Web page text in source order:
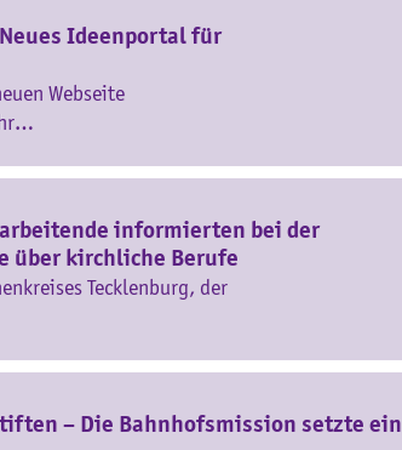
Ideenportal für
Webseite
informierten bei der
über kirchliche Berufe
Tecklenburg, der
– Die Bahnhofsmission setzte ein